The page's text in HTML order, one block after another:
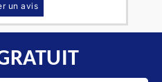
un avis